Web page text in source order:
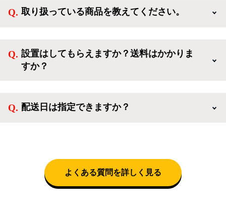
方、登録しなくてもカートに商品を入れた後、ログイ
取り扱っている商品を教えてください。
活を応援するような家電セットから、季節・空調家
電、調理家電、生活家電まで、幅広く中古家電を取り
設置はしてもらえますか？送料はかかりま
すか？
神奈川・千葉)において自社配送を選択いただくこと
配送日は指定できますか？
話にて日時決定に関するご連絡をさせて頂きます。
よくある質問を詳しく見る